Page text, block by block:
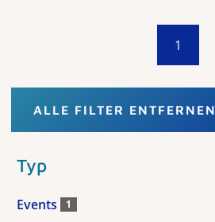
1
ALLE FILTER ENTFERNEN
Typ
Events 1